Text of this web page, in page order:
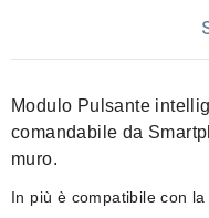
Modulo Pulsante
comandabile da
muro.
In più è compatibile con